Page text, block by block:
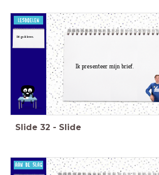
Ik presenteer mijn brief.
Dit ga ik leren.
Slide 32 - Slide